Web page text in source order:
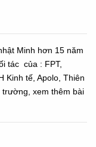
Minh hơn 15 năm
tác của : FPT,
Kinh tế, Apolo, Thiên
trường, xem thêm bài